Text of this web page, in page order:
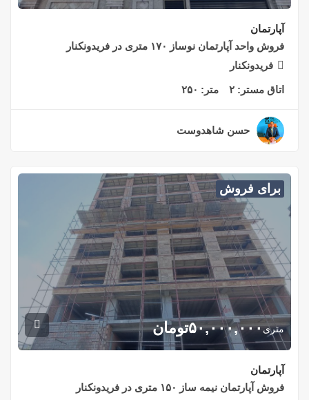
آپارتمان
فروش واحد آپارتمان نوساز ۱۷۰ متری در فریدونکنار
فریدونکنار
اتاق مستر: ۲ متر: ۲۵۰
حسن شاهدوست
برای فروش
متری۵۰,۰۰۰,۰۰۰تومان
آپارتمان
فروش آپارتمان نیمه ساز ۱۵۰ متری در فریدونکنار